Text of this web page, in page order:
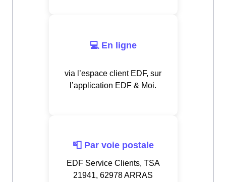
💻 En ligne
via l’espace client EDF, sur
l’application EDF & Moi.
📮 Par voie postale
EDF Service Clients, TSA
21941, 62978 ARRAS